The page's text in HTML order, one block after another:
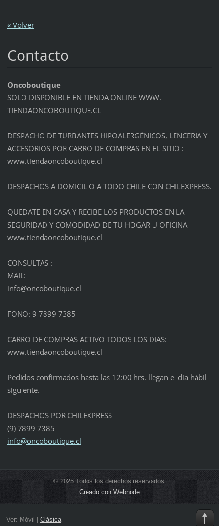
« Volver
Contacto
Oncoboutique
SOLO DISPONIBLE EN TIENDA ONLINE WWW.
TIENDAONCOBOUTIQUE.CL
DESPACHO DE TURBANTES HIPOALERGÉNICOS, LENCERIA Y
ACCESORIOS POR CARRO DE COMPRAS EN EL SITIO :
www.tiendaoncoboutique.cl
DESPACHOS A DOMICILIO A TODO CHILE CON CHILEXPRESS.
QUEDATE EN CASA Y RECIBE LOS PRODUCTOS EN LA
SEGURIDAD Y COMODIDAD DE TU HOGAR U OFICINA
www.tiendaoncoboutique.cl
CONSULTAS :
MAIL:
info@oncoboutique.cl
FONO: 9 7899 7385
CARRO DE COMPRAS ACTIVO TODOS LOS DIAS:
www.tiendaoncoboutique.cl
Pedidos confirmados hasta las 12:00 hrs. llegan el día hábil
siguiente.
DESPACHOS POR CHILEXPRESS
(9) 7899 7385
info@oncoboutique.cl
© 2025 Todos los derechos reservados.
Creado con Webnode
Ver: Móvil Clásica